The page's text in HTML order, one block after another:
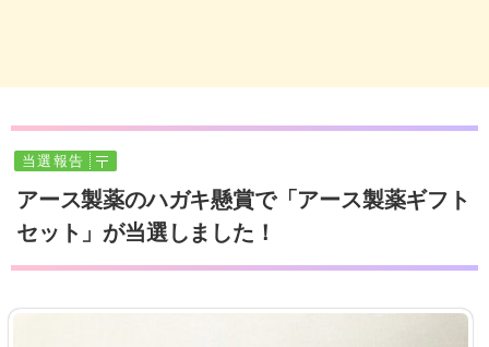
当選報告
アース製薬のハガキ懸賞で「アース製薬ギフト
セット」が当選しました！